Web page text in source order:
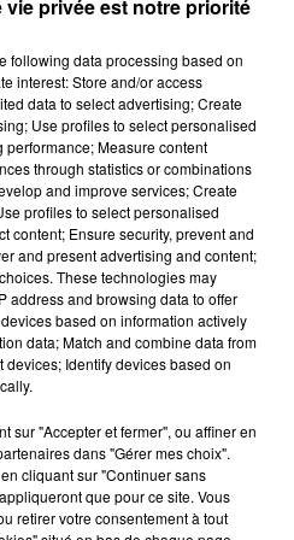
choix. Gants, sac poubelle et
l’opération de ramassage.
de l’événement.
sort enfin le remix de « Love
» avec Kylie Minogue
Amélie Lens dévoilent leur
tant attendue
vie privée est notre priorité
following data processing based on
interest: Store and/or access
data to select advertising; Create
Use profiles to select personalised
Measure content
through statistics or combinations
and improve services; Create
profiles to select personalised
content; Ensure security, prevent and
and present advertising and content;
These technologies may
address and browsing data to offer
based on information actively
data; Match and combine data from
Identify devices based on
sur "Accepter et fermer", ou affiner en
dans "Gérer mes choix".
cliquant sur "Continuer sans
que pour ce site. Vous
retirer votre consentement à tout